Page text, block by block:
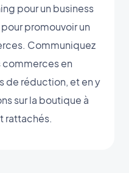
pour un business
promouvoir un
Communiquez
commerces en
de réduction, et en y
sur la boutique à
rattachés.